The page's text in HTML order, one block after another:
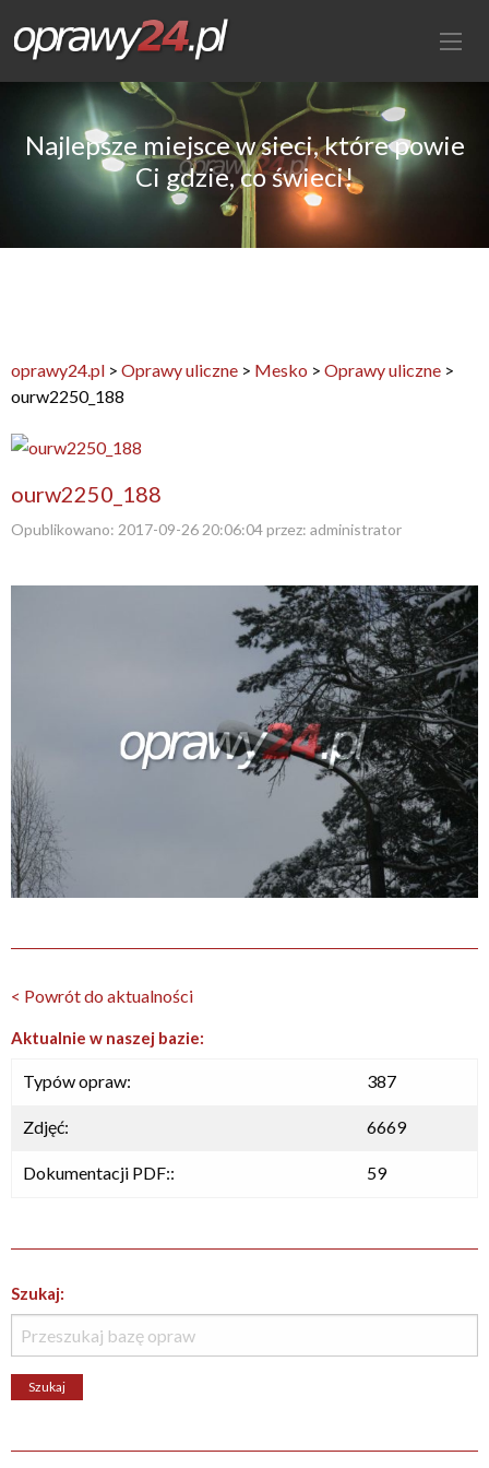
Najlepsze miejsce w sieci, które powie
Ci gdzie, co świeci!
oprawy24.pl > Oprawy uliczne > Mesko > Oprawy uliczne >
ourw2250_188
ourw2250_188
Opublikowano: 2017-09-26 20:06:04przez: administrator
< Powrót do aktualności
Aktualnie w naszej bazie:
Typów opraw: 387
Zdjęć: 6669
Dokumentacji PDF:: 59
Szukaj: